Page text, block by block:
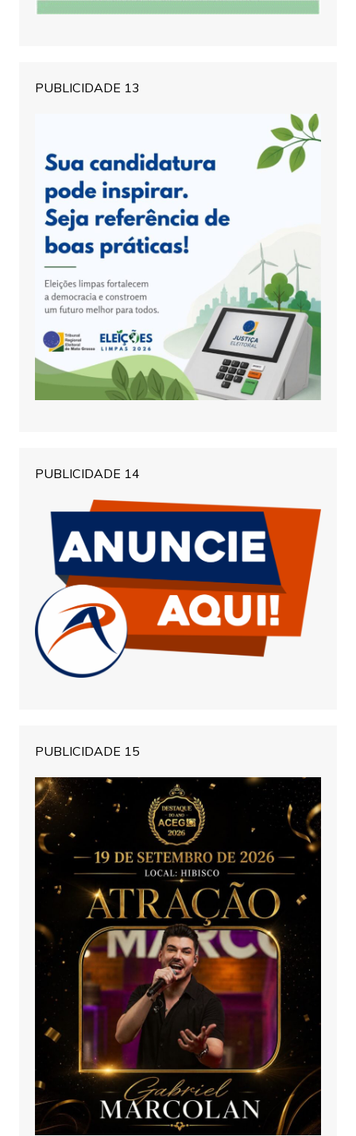
PUBLICIDADE 13
PUBLICIDADE 14
PUBLICIDADE 15